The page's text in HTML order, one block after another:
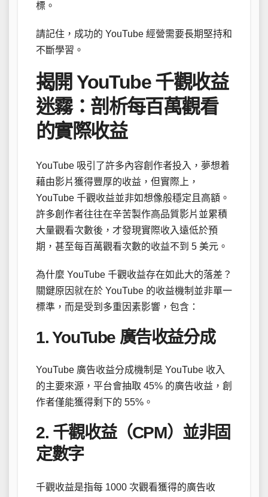
標。
請記住，成功的 YouTube 經營需要長期堅持和
不斷學習。
揭開 YouTube 千觀收益
迷霧：剖析每百萬觀看
的實際收益
YouTube 吸引了許多內容創作者投入，夢想着
藉由影片獲得豐厚的收益，但實際上，
YouTube 千觀收益並非如想像般穩定且高額。
許多創作者往往在辛苦製作高品質影片並累積
大量觀看次數後，才發現實際收入遠低於預
期，甚至每百萬觀看次數的收益不到 5 美元。
為什麼 YouTube 千觀收益存在如此大的落差？
關鍵原因就在於 YouTube 的收益機制並非單一
標準，而是受到多重因素影響，包含：
1. YouTube 廣告收益分成
YouTube 廣告收益分成機制是 YouTube 收入
的主要來源，平台會抽取 45% 的廣告收益，創
作者僅能獲得剩下的 55%。
2. 千觀收益（CPM）並非固
定數字
千觀收益是指每 1000 次觀看獲得的廣告收